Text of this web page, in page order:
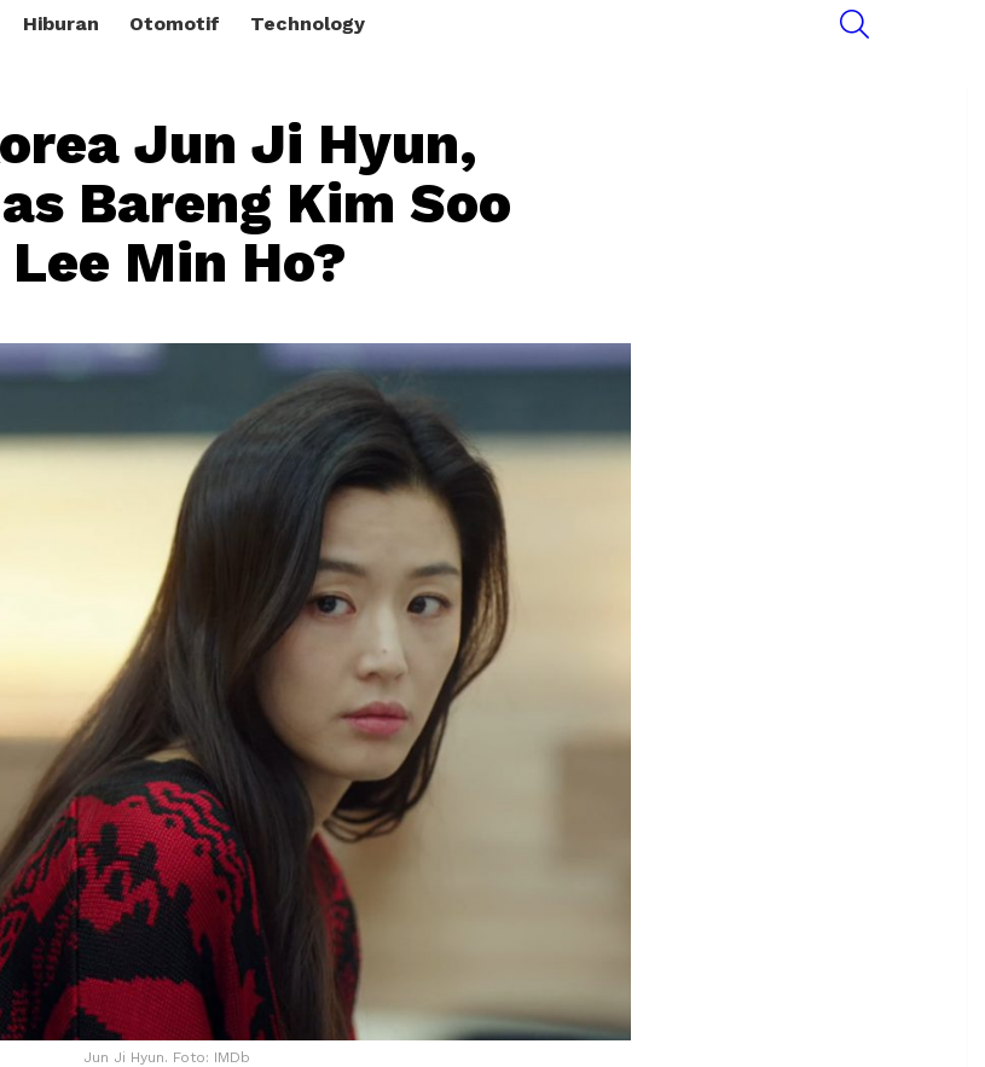
Hiburan Otomotif Technology
Jun Ji Hyun,
Bareng Kim Soo
Min Ho?
Jun Ji Hyun. Foto: IMDb